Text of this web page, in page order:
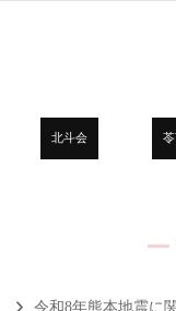
北斗会
令和8年熊本地震に